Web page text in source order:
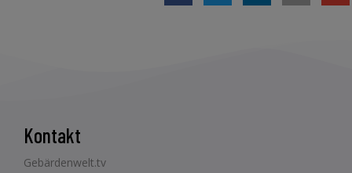
Kontakt
Gebärdenwelt.tv